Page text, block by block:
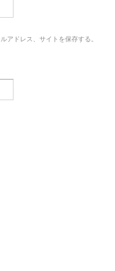
アドレス、サイトを保存する。